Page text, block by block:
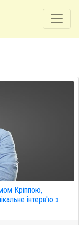
Кріппою,
інтерв'ю з